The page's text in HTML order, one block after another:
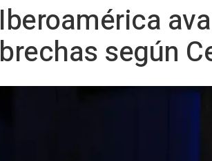
Iberoamérica
brechas según